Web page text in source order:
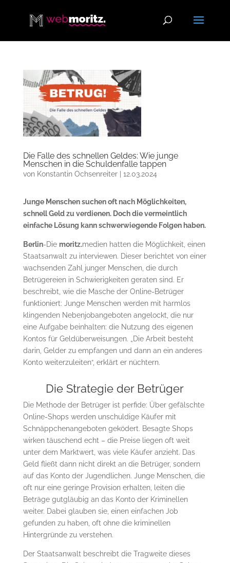
Die Falle des schnellen Geldes: Wie junge
Menschen in die Schuldenfalle tappen
von Konstantin Ochsenreiter| 12.03.2024
Junge Menschen suchen oft nach Möglichkeiten,
schnell Geld zu verdienen. Doch die vermeintlich
einfache Lösung kann schwerwiegende Folgen haben.
Berlin-Die moritz.medien hatten die Möglichkeit, einen
Staatsanwalt zu interviewen. Dieser berichtet von einer
wachsenden Zahl junger Menschen, die durch
Betrügereien in Schwierigkeiten geraten sind. Er
beschreibt, wie die Masche der Online-Betrüger
funktioniert: Junge Menschen werden mit harmlos
klingenden Nebenjobangeboten angelockt, die nur
eine Aufgabe beinhalten: die Nutzung des eigenen
Kontos für Geldüberweisungen. „Die Arbeit besteht
darin, Gelder zu empfangen und dann an ein anderes
Konto weiterzuleiten“, erklärt er nüchtern.
Die Strategie der Betrüger
Die Methode der Betrüger ist perfide: Über gefälschte
Online-Shops werden unschuldige Käufer mit
Schnäppchenangeboten geködert. Besagte Shops
wirken täuschend echt – die Preise liegen oft weit
unter dem Marktwert, was viele Käufer anzieht. Das
Geld fließt dann nicht direkt an die Betrüger, sondern
auf das Konto der Jugendlichen. Junge Menschen, die
oft nur eine geringe Provision erhalten, leiten die
Beträge gutgläubig an das Konto der Kriminellen
weiter. Dabei glauben sie, einen einfachen Job
gefunden zu haben, oft ohne die kriminellen
Hintergründe zu verstehen.
Der Staatsanwalt beschreibt die Tragweite dieses